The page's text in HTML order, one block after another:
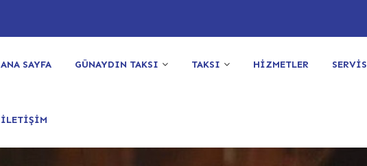
ANA SAYFA GÜNAYDIN TAKSI TAKSI HİZMETLER
İLETİŞİM